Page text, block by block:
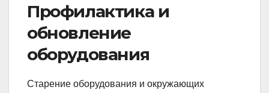
Профилактика и
обновление
оборудования
Старение оборудования и окружающих